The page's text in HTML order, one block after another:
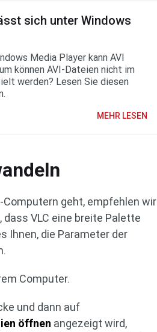
sich unter Windows
Media Player kann AVI
können AVI-Dateien nicht im
werden? Lesen Sie diesen
MEHR LESEN
Computern geht, empfehlen wir
VLC eine breite Palette
Ihnen, die Parameter der
Computer.
und dann auf
öffnen angezeigt wird,